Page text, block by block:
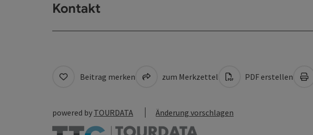
Kontakt
Beitrag merken zum Merkzettel PDF erstellen
powered by TOURDATA Änderung vorschlagen